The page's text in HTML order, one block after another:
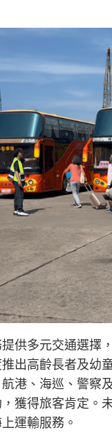
供多元交通選擇
出高齡長者及幼
港、海巡、警察
獲得旅客肯定。
運輸服務。